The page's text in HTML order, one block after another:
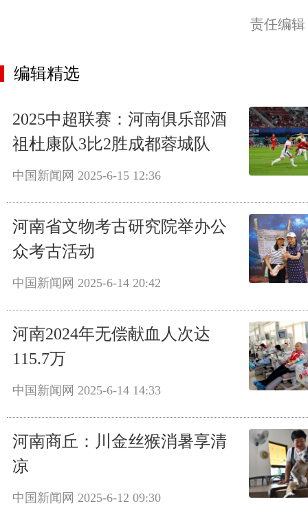
责任编
编辑精选
2025中超联赛：河南俱乐部酒
祖杜康队3比2胜成都蓉城队
中国新闻网 2025-6-15 12:36
河南省文物考古研究院举办公
众考古活动
中国新闻网 2025-6-14 20:42
河南2024年无偿献血人次达
115.7万
中国新闻网 2025-6-14 14:33
河南商丘：川金丝猴消暑享清
凉
中国新闻网 2025-6-12 09:30